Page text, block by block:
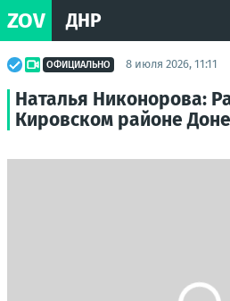
ZOV ДНР
ОФИЦИАЛЬНО 8 июля 2026, 11:11
Наталья Никонорова:
Кировском районе